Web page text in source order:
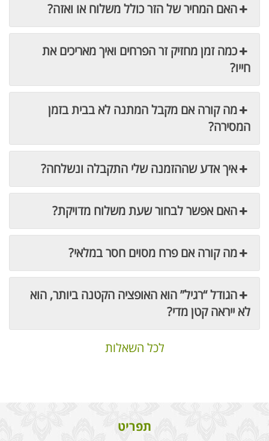
האם המחיר של הזר כולל משלוח או ואזה?
כמה זמן מחזיק זר הפרחים ואיך מאריכים את
חייו?
מה קורה אם מקבל המתנה לא בבית בזמן
המסירה?
איך אדע שההזמנה שלי התקבלה ונשלחה?
האם אפשר לבחור שעת משלוח מדויקת?
מה קורה אם פרח מסוים חסר במלאי?
הגודל “רגיל” הוא האופציה הקטנה ביותר, הוא
לא ייראה קטן מדי?
לכל השאלות
תפריט